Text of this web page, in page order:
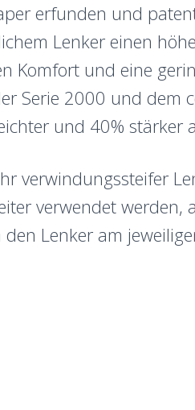
erfunden und
Lenker einen
Komfort und eine
Serie 2000 und dem
und 40% stärker
verwindungssteifer
verwendet werden,
Lenker am